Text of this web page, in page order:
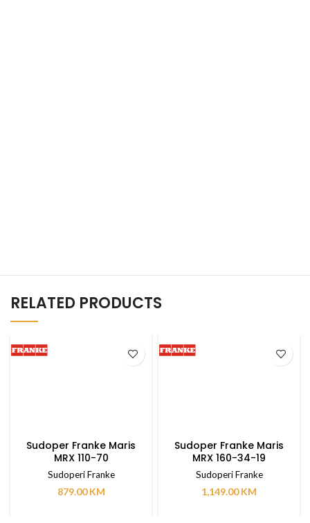
RELATED PRODUCTS
Sudoper Franke Maris
MRX 110-70
Sudoperi Franke
879.00KM
Sudoper Franke Maris
MRX 160-34-19
Sudoperi Franke
1,149.00KM